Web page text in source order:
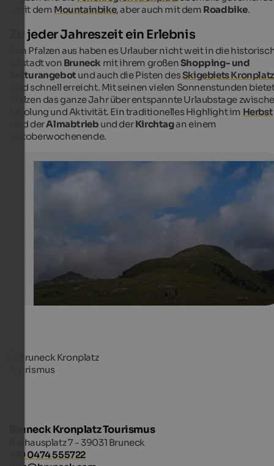
Auch auf den Pfunderer Höhenweg liegt der Sambock.
– mit dem Mountainbike, aber auch mit dem Roadbike.
Zu jeder Jahreszeit ein Erlebnis
Von Pfalzen aus haben es Urlauber nicht weit in die
Altstadt von Bruneck mit ihrem großenShopping- und
Kulturangebot und auch die Pisten desSkigebiets Kronplatz
sind schnell erreicht. Mit seinen vielen Sonnenstunden
Pfalzen das ganze Jahr über entspannte Urlaubstage
Erholung und Aktivität. Ein traditionelles Highlight im Herbst
sind derAlmabtrieb und derKirchtagan einem
Oktoberwochenende.
Bruneck Kronplatz Tourismus
Rathausplatz 7 - 39031 Bruneck
+39 0474 555722